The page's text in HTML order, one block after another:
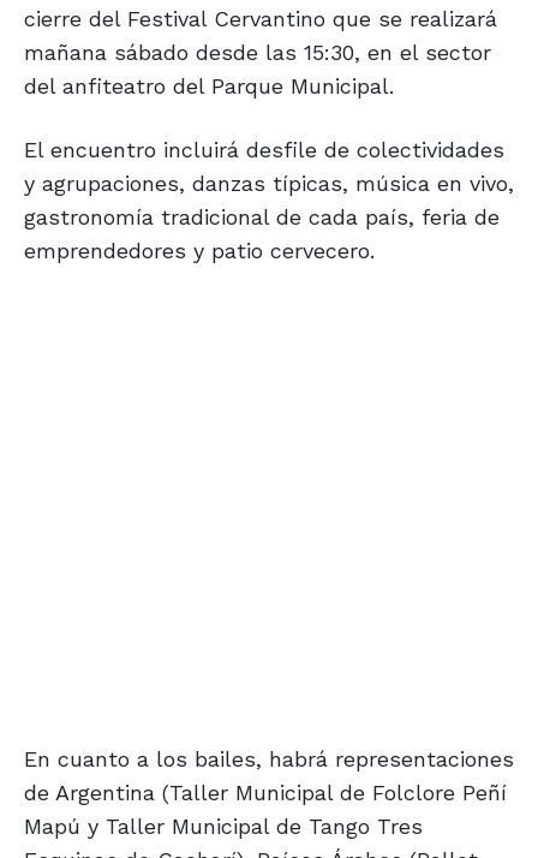
cierre del Festival Cervantino que se realizará
mañana sábado desde las 15:30, en el sector
del anfiteatro del Parque Municipal.
El encuentro incluirá desfile de colectividades
y agrupaciones, danzas típicas, música en vivo,
gastronomía tradicional de cada país, feria de
emprendedores y patio cervecero.
En cuanto a los bailes, habrá representaciones
de Argentina (Taller Municipal de Folclore Peñí
Mapú y Taller Municipal de Tango Tres